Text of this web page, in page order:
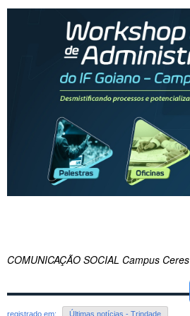
COMUNICAÇÃO SOCIAL Campus Ceres
registrado em: Últimas notícias - Trindade